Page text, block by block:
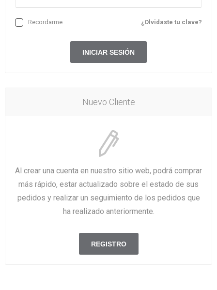
¿Olvidaste tu clave?
Recordarme
Nuevo Cliente
Al crear una cuenta en nuestro sitio web, podrá comprar
más rápido, estar actualizado sobre el estado de sus
pedidos y realizar un seguimiento de los pedidos que
ha realizado anteriormente.